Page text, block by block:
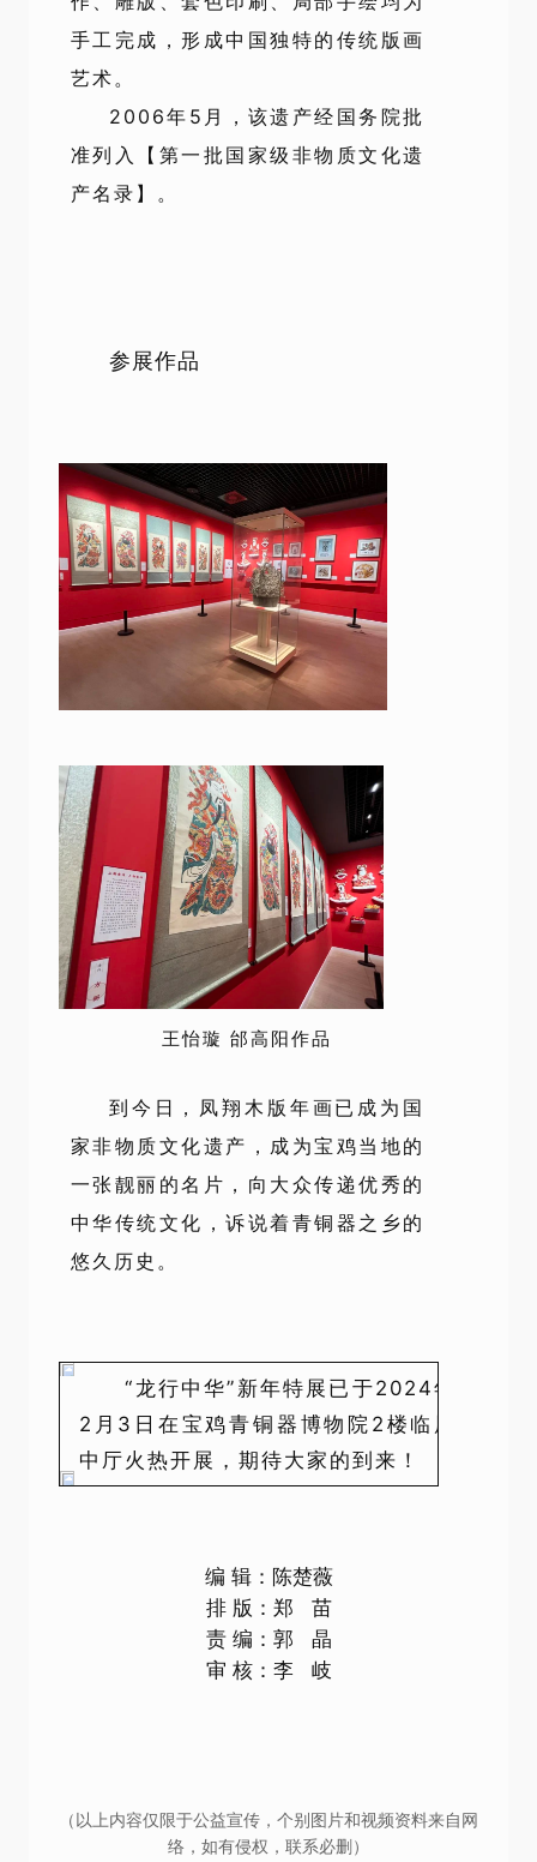
手工完成，形成中国独特的传统版画
艺术。
2006年5月，该遗产经国务院批
准列入【第一批国家级非物质文化遗
产名录】。
参展作品
王怡璇 邰高阳作品
到今日，凤翔木版年画已成为国
家非物质文化遗产，成为宝鸡当地的
一张靓丽的名片，向大众传递优秀的
中华传统文化，诉说着青铜器之乡的
悠久历史。
“龙行中华”新年特展已于2024年
2月3日在宝鸡青铜器博物院2楼临展
中厅火热开展，期待大家的到来！
编 辑：陈楚薇
排 版：郑 苗
责 编：郭 晶
审 核：李 岐
（以上内容仅限于公益宣传，个别图片和视频资料来自网
络，如有侵权，联系必删）